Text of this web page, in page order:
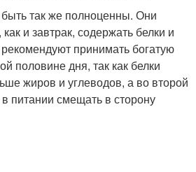
так же полноценны. Они
и завтрак, содержать белки и
принимать богатую
половине дня, так как белки
жиров и углеводов, а во второй
питании смещать в сторону